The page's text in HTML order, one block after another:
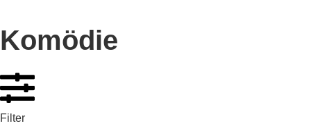
Komödie
Filter